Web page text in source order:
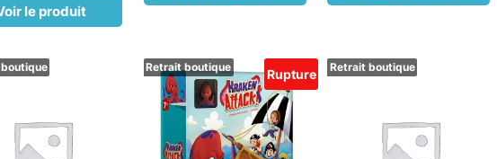
le produit
Retrait boutique Rupture Retrait boutique